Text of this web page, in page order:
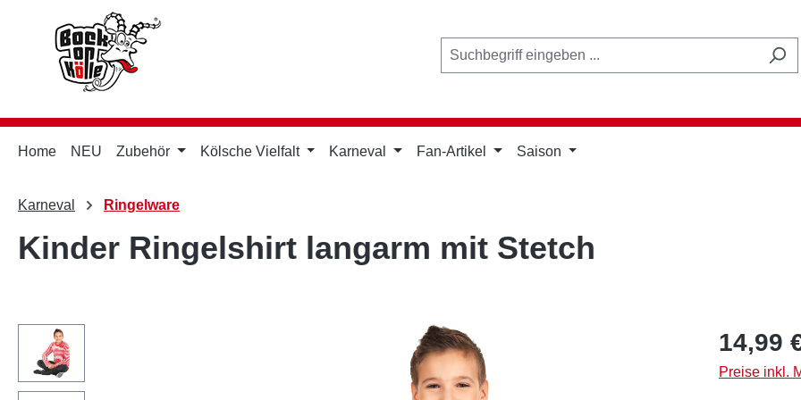
Hauptinhalt springen
Zur Suche springen
Zur Hauptnavigation springen
Home NEU Zubehör Kölsche Vielfalt Karneval Fan-Artikel Saison
Karneval Ringelware
Kinder Ringelshirt langarm mit Stetch
Bildergalerie überspringen Regulärer
14,99
Preise inkl.